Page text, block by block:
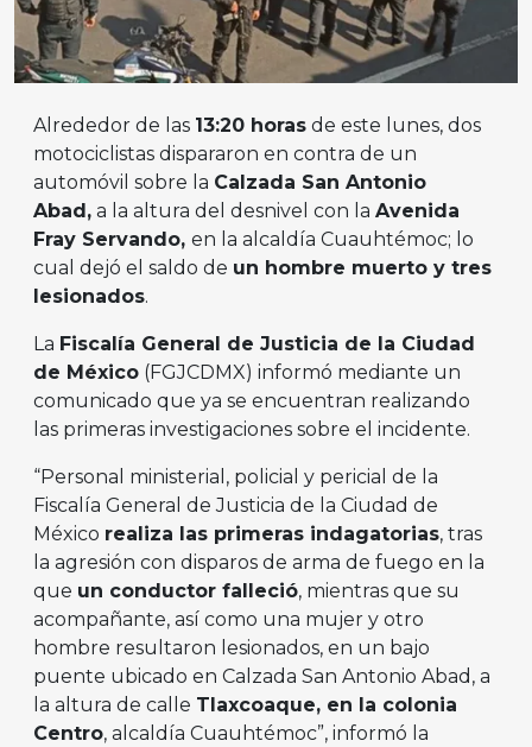
Alrededor de las 13:20 horas de este lunes, dos
motociclistas dispararon en contra de un
automóvil sobre la Calzada San Antonio
Abad, a la altura del desnivel con la Avenida
Fray Servando, en la alcaldía Cuauhtémoc; lo
cual dejó el saldo de un hombre muerto y tres
lesionados.
La Fiscalía General de Justicia de la Ciudad
de México (FGJCDMX) informó mediante un
comunicado que ya se encuentran realizando
las primeras investigaciones sobre el incidente.
“Personal ministerial, policial y pericial de la
Fiscalía General de Justicia de la Ciudad de
México realiza las primeras indagatorias, tras
la agresión con disparos de arma de fuego en la
que un conductor falleció, mientras que su
acompañante, así como una mujer y otro
hombre resultaron lesionados, en un bajo
puente ubicado en Calzada San Antonio Abad, a
la altura de calle Tlaxcoaque, en la colonia
Centro, alcaldía Cuauhtémoc”, informó la